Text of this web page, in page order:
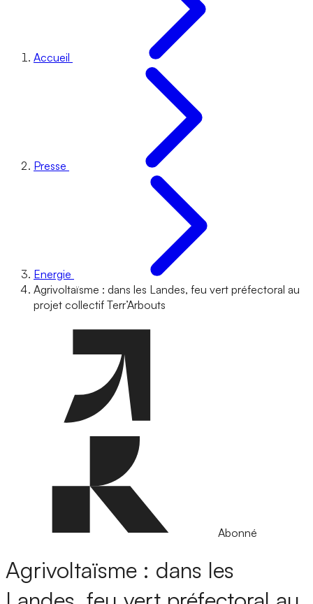
Accueil
Presse
Energie
Agrivoltaïsme : dans les Landes, feu vert préfectoral au
projet collectif Terr’Arbouts
Abonné
Agrivoltaïsme : dans les